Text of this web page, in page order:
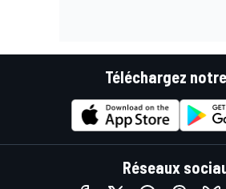
Téléchargez
Réseaux